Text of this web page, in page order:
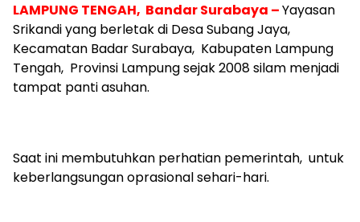
LAMPUNG TENGAH, Bandar Surabaya –Yayasan
Srikandi yang berletak di Desa Subang Jaya,
Kecamatan Badar Surabaya, Kabupaten Lampung
Tengah, Provinsi Lampung sejak 2008 silam menjadi
tampat panti asuhan.
Saat ini membutuhkan perhatian pemerintah, untuk
keberlangsungan oprasional sehari-hari.